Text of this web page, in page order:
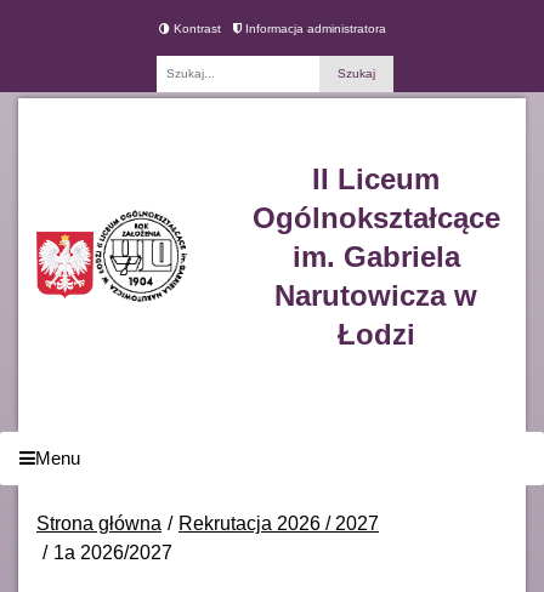
Kontrast Informacja administratora
II Liceum
Ogólnokształcące
im. Gabriela
Narutowicza w
Łodzi
Menu
Strona główna
Rekrutacja 2026 / 2027
1a 2026/2027